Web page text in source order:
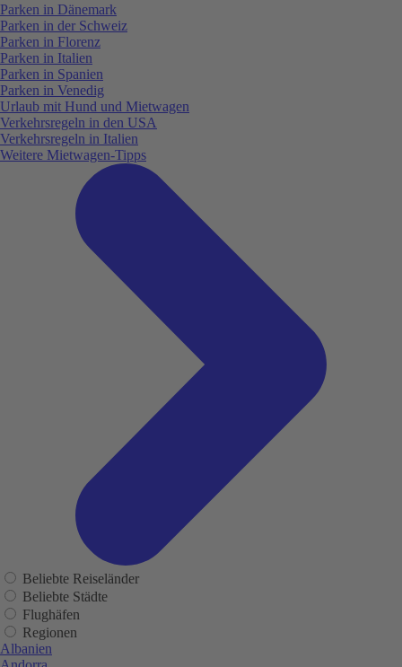
Parken in Dänemark
Parken in der Schweiz
Parken in Florenz
Parken in Italien
Parken in Spanien
Parken in Venedig
Urlaub mit Hund und Mietwagen
Verkehrsregeln in den USA
Verkehrsregeln in Italien
Weitere Mietwagen-Tipps
Beliebte Reiseländer
Beliebte Städte
Flughäfen
Regionen
Albanien